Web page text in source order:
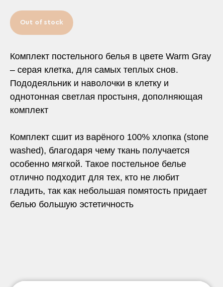
Out of stock
Комплект постельного белья в цвете Warm Gray
– серая клетка, для самых теплых снов.
Пододеяльник и наволочки в клетку и
однотонная светлая простыня, дополняющая
комплект
Комплект сшит из варёного 100% хлопка (stone
washed), благодаря чему ткань получается
особенно мягкой. Такое постельное белье
отлично подходит для тех, кто не любит
гладить, так как небольшая помятость придает
белью большую эстетичность